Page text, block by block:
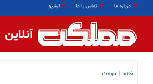
درباره ما تماس با ما آرشیو
آنلاین
خانه حوادث